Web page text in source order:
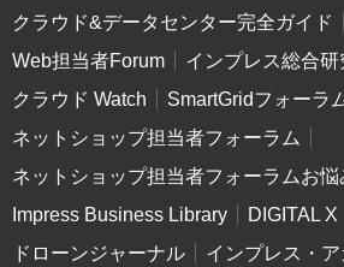
クラウド&データセンター完全ガイド
Web担当者Forum
インプレス総合研
クラウド Watch
SmartGridフォーラ
ネットショップ担当者フォーラム
ネットショップ担当者フォーラムお悩
Impress Business Library
DIGITAL X
ドローンジャーナル
インプレス・